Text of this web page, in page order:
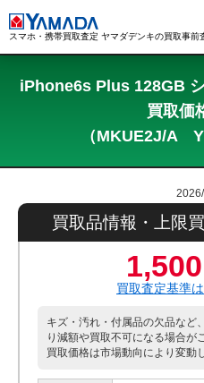
スマホ・携帯買取査定 ヤマダデンキの買取事前
iPhone6s Plus 128GB
買取価
（MKUE2J/A
買取品情報・上限
買取査定基準
キズ・汚れ・付属品の欠品など
り減額や買取不可になる場合が
買取価格は市場動向により変動